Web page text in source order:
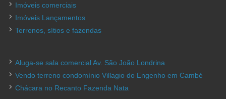
Imóveis comerciais
Imóveis Lançamentos
Terrenos, sítios e fazendas
Aluga-se sala comercial Av. São João Londrina
Vendo terreno condomínio Villagio do Engenho em Cambé
Chácara no Recanto Fazenda Nata